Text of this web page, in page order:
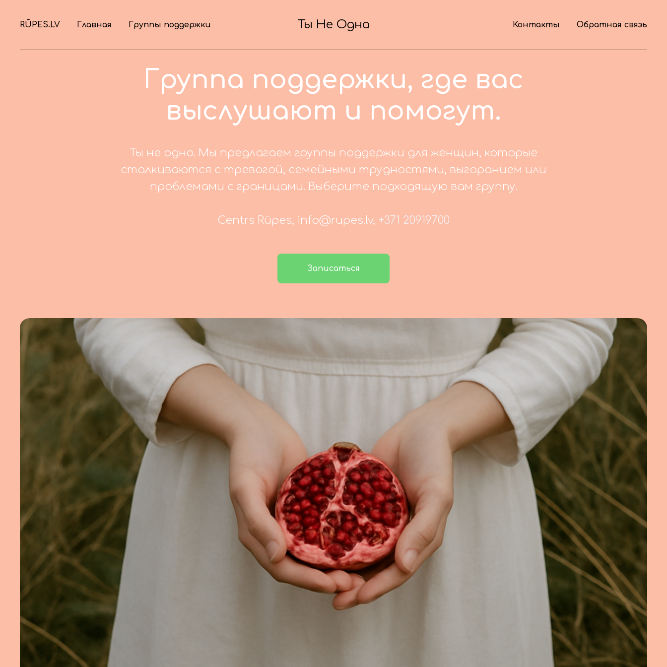
Ты Не Одна
RŪPES.LV Главная Группы поддержки Контакты Обратная связь
Группа поддержки, где вас
выслушают и помогут.
Ты не одно. Мы предлагаем группы поддержки для женщин, которые
сталкиваются с тревогой, семейными трудностями, выгоранием или
проблемами с границами. Выберите подходящую вам группу.
Centrs Rūpes, info@rupes.lv, +371 20919700
Записаться